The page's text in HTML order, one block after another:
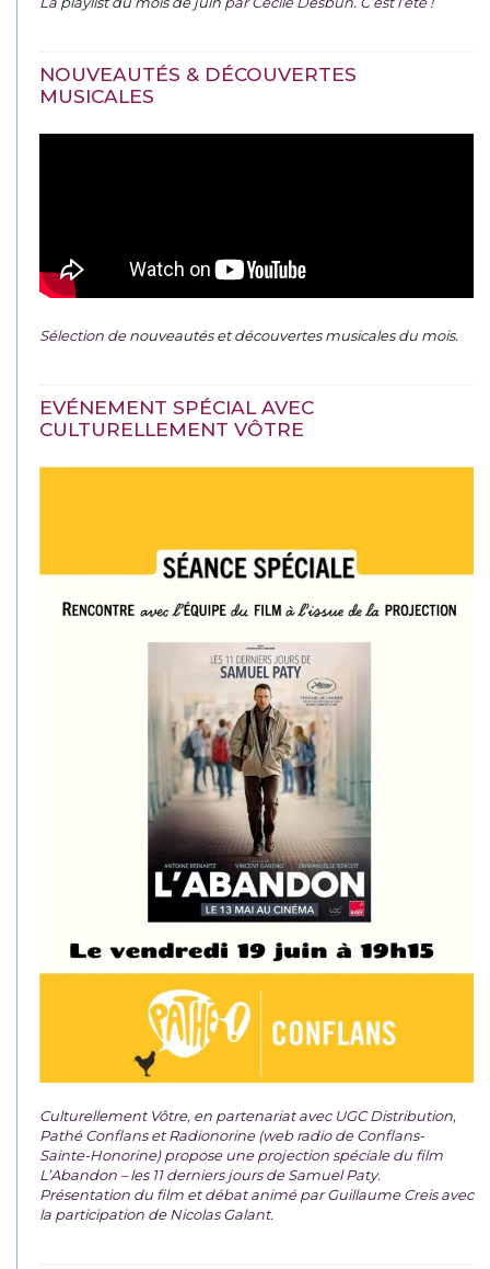
NOUVEAUTÉS & DÉCOUVERTES
MUSICALES
Sélection denouveautés et découvertes musicales du mois.
EVÉNEMENT SPÉCIAL AVEC
CULTURELLEMENT VÔTRE
Culturellement Vôtre, en partenariat avec UGC Distribution,
Pathé Conflans et Radionorine (web radio de Conflans-
Sainte-Honorine) propose une projection spéciale du film
L’Abandon – les 11 derniers jours de Samuel Paty.
Présentation du film et débat animé par Guillaume Creis avec
la participation de Nicolas Galant.